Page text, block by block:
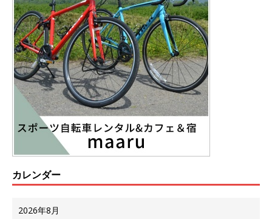
カレンダー
2026年8月